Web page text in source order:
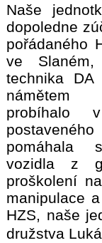
Naše
dopoledne
pořádaného
ve
technika
námětem
probíhalo
pomáhala
vozidla z
proškolení
manipulace
HZS, naše
družstva